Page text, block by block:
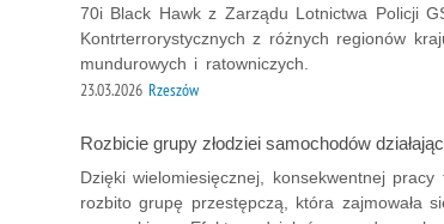
70i Black Hawk z Zarządu Lotnictwa Policji
Kontrterrorystycznych z różnych regionów
mundurowych i ratowniczych.
23.03.2026 Rzeszów
Rozbicie grupy złodziei samochodów
Dzięki wielomiesięcznej, konsekwentnej
rozbito grupę przestępczą, która zajmowała